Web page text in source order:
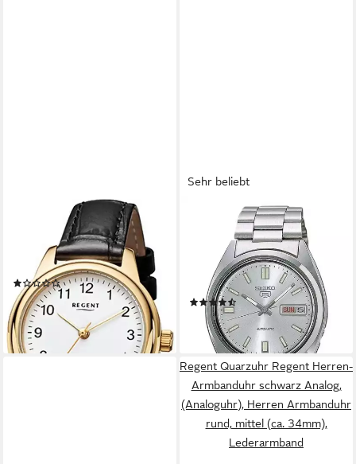
Mechanische Uhr Damenuhr
Handaufzug mechanisch
F1395
(1)
133,33 € UVP 148,00 €
-10%
lieferbar - in 4-5 Werktagen bei dir
Sehr beliebt
Automatikuhr Seiko 5
SNXS73, Armbanduhr,
Mechanische Uhr, Herrenuhr,
Damenuhr, Tag, Datum
(37)
175,00 €
lieferbar - in 2-3 Werktagen bei dir
Regent Quarzuhr Regent Herren-
Armbanduhr schwarz Analog,
(Analoguhr), Herren Armbanduhr
rund, mittel (ca. 34mm),
Lederarmband